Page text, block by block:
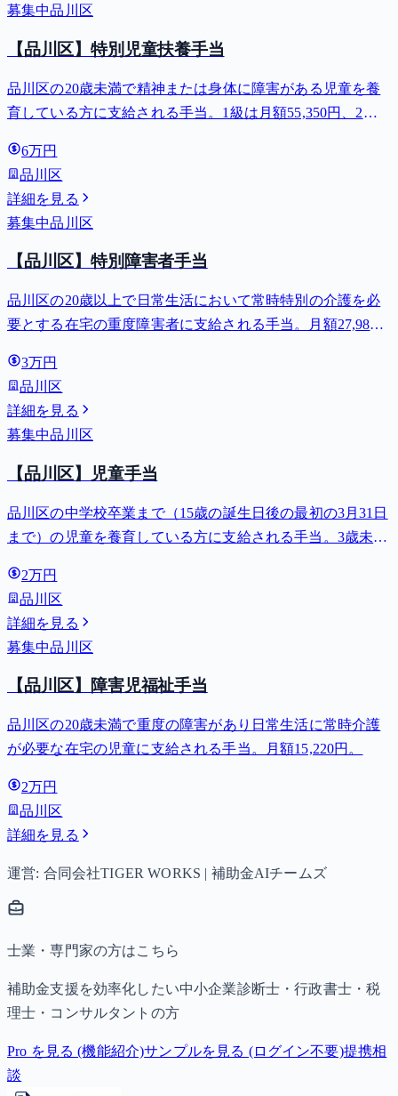
募集中品川区
【品川区】特別児童扶養手当
品川区の20歳未満で精神または身体に障害がある児童を養
育している方に支給される手当。1級は月額55,350円、2級
6万円
品川区
詳細を見る
募集中品川区
【品川区】特別障害者手当
品川区の20歳以上で日常生活において常時特別の介護を必
要とする在宅の重度障害者に支給される手当。月額27,980
3万円
品川区
詳細を見る
募集中品川区
【品川区】児童手当
品川区の中学校卒業まで（15歳の誕生日後の最初の3月31日
まで）の児童を養育している方に支給される手当。3歳未満
子以降は15,000円）、中学生は月額10,000円。
2万円
品川区
詳細を見る
募集中品川区
【品川区】障害児福祉手当
品川区の20歳未満で重度の障害があり日常生活に常時介護
が必要な在宅の児童に支給される手当。月額15,220円。
2万円
品川区
詳細を見る
運営: 合同会社TIGER WORKS | 補助金AIチームズ
士業・専門家の方はこちら
補助金支援を効率化したい中小企業診断士・行政書士・税
理士・コンサルタントの方
Pro を見る (機能紹介)サンプルを見る (ログイン不要)提携相
談